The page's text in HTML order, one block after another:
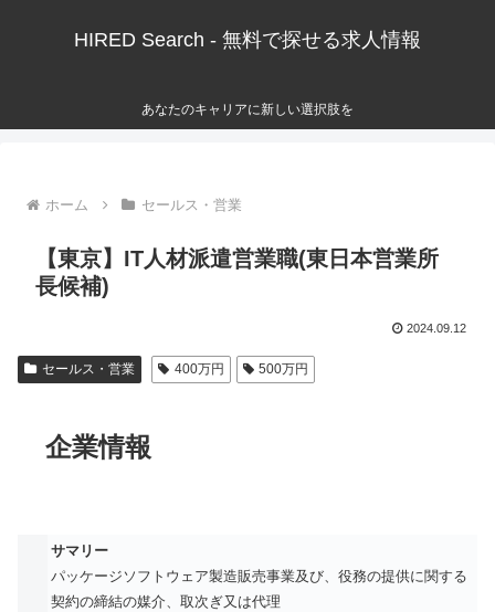
HIRED Search - 無料で探せる求人情報
あなたのキャリアに新しい選択肢を
ホーム セールス・営業
【東京】IT人材派遣営業職(東日本営業所
長候補)
2024.09.12
セールス・営業 400万円 500万円
企業情報
サマリー
パッケージソフトウェア製造販売事業及び、役務の提供に関する
契約の締結の媒介、取次ぎ又は代理